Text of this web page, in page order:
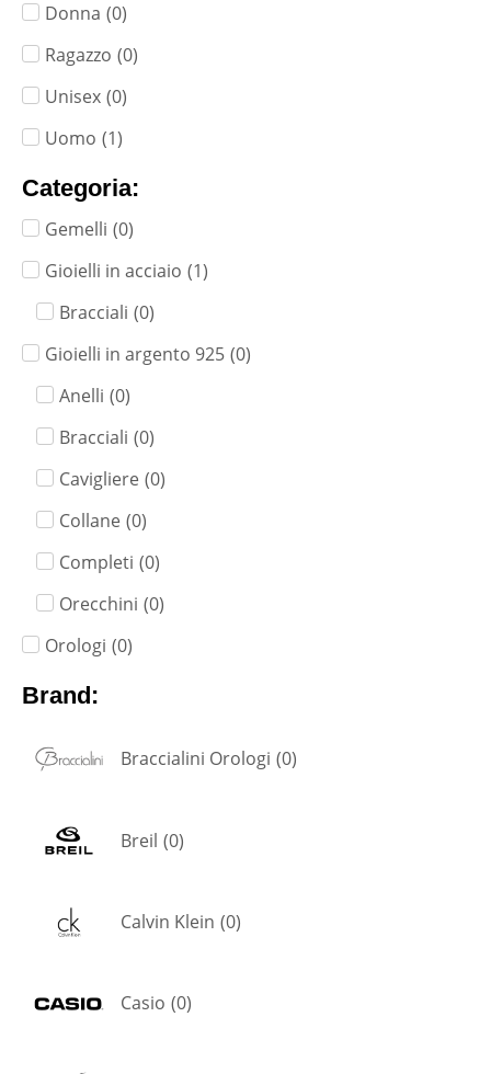
Donna (0)
Ragazzo (0)
Unisex (0)
Uomo (1)
Categoria:
Gemelli (0)
Gioielli in acciaio (1)
Bracciali (0)
Gioielli in argento 925 (0)
Anelli (0)
Bracciali (0)
Cavigliere (0)
Collane (0)
Completi (0)
Orecchini (0)
Orologi (0)
Brand:
Braccialini Orologi (0)
Breil (0)
Calvin Klein (0)
Casio (0)